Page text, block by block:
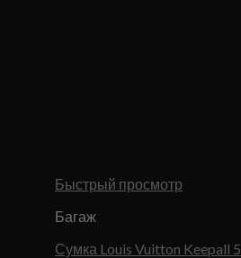
Быстрый просмотр
Багаж
Сумка Louis Vuitton Keepall